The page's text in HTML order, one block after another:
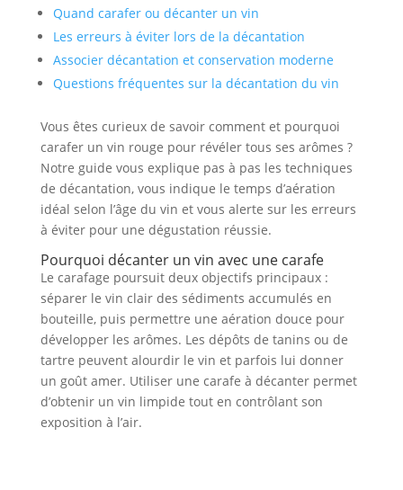
Quand carafer ou décanter un vin
Les erreurs à éviter lors de la décantation
Associer décantation et conservation moderne
Questions fréquentes sur la décantation du vin
Vous êtes curieux de savoir comment et pourquoi
carafer un vin rouge pour révéler tous ses arômes ?
Notre guide vous explique pas à pas les techniques
de décantation, vous indique le temps d’aération
idéal selon l’âge du vin et vous alerte sur les erreurs
à éviter pour une dégustation réussie.
Pourquoi décanter un vin avec une carafe
Le carafage poursuit deux objectifs principaux :
séparer le vin clair des sédiments accumulés en
bouteille, puis permettre une aération douce pour
développer les arômes. Les dépôts de tanins ou de
tartre peuvent alourdir le vin et parfois lui donner
un goût amer. Utiliser une carafe à décanter permet
d’obtenir un vin limpide tout en contrôlant son
exposition à l’air.